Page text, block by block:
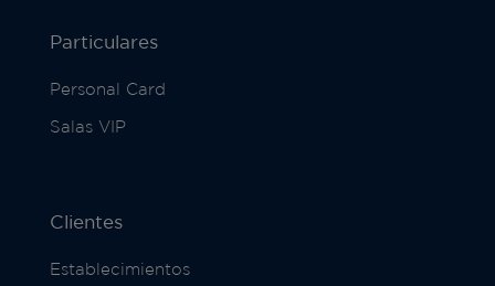
Particulares
Personal Card
Salas VIP
Clientes
Establecimientos